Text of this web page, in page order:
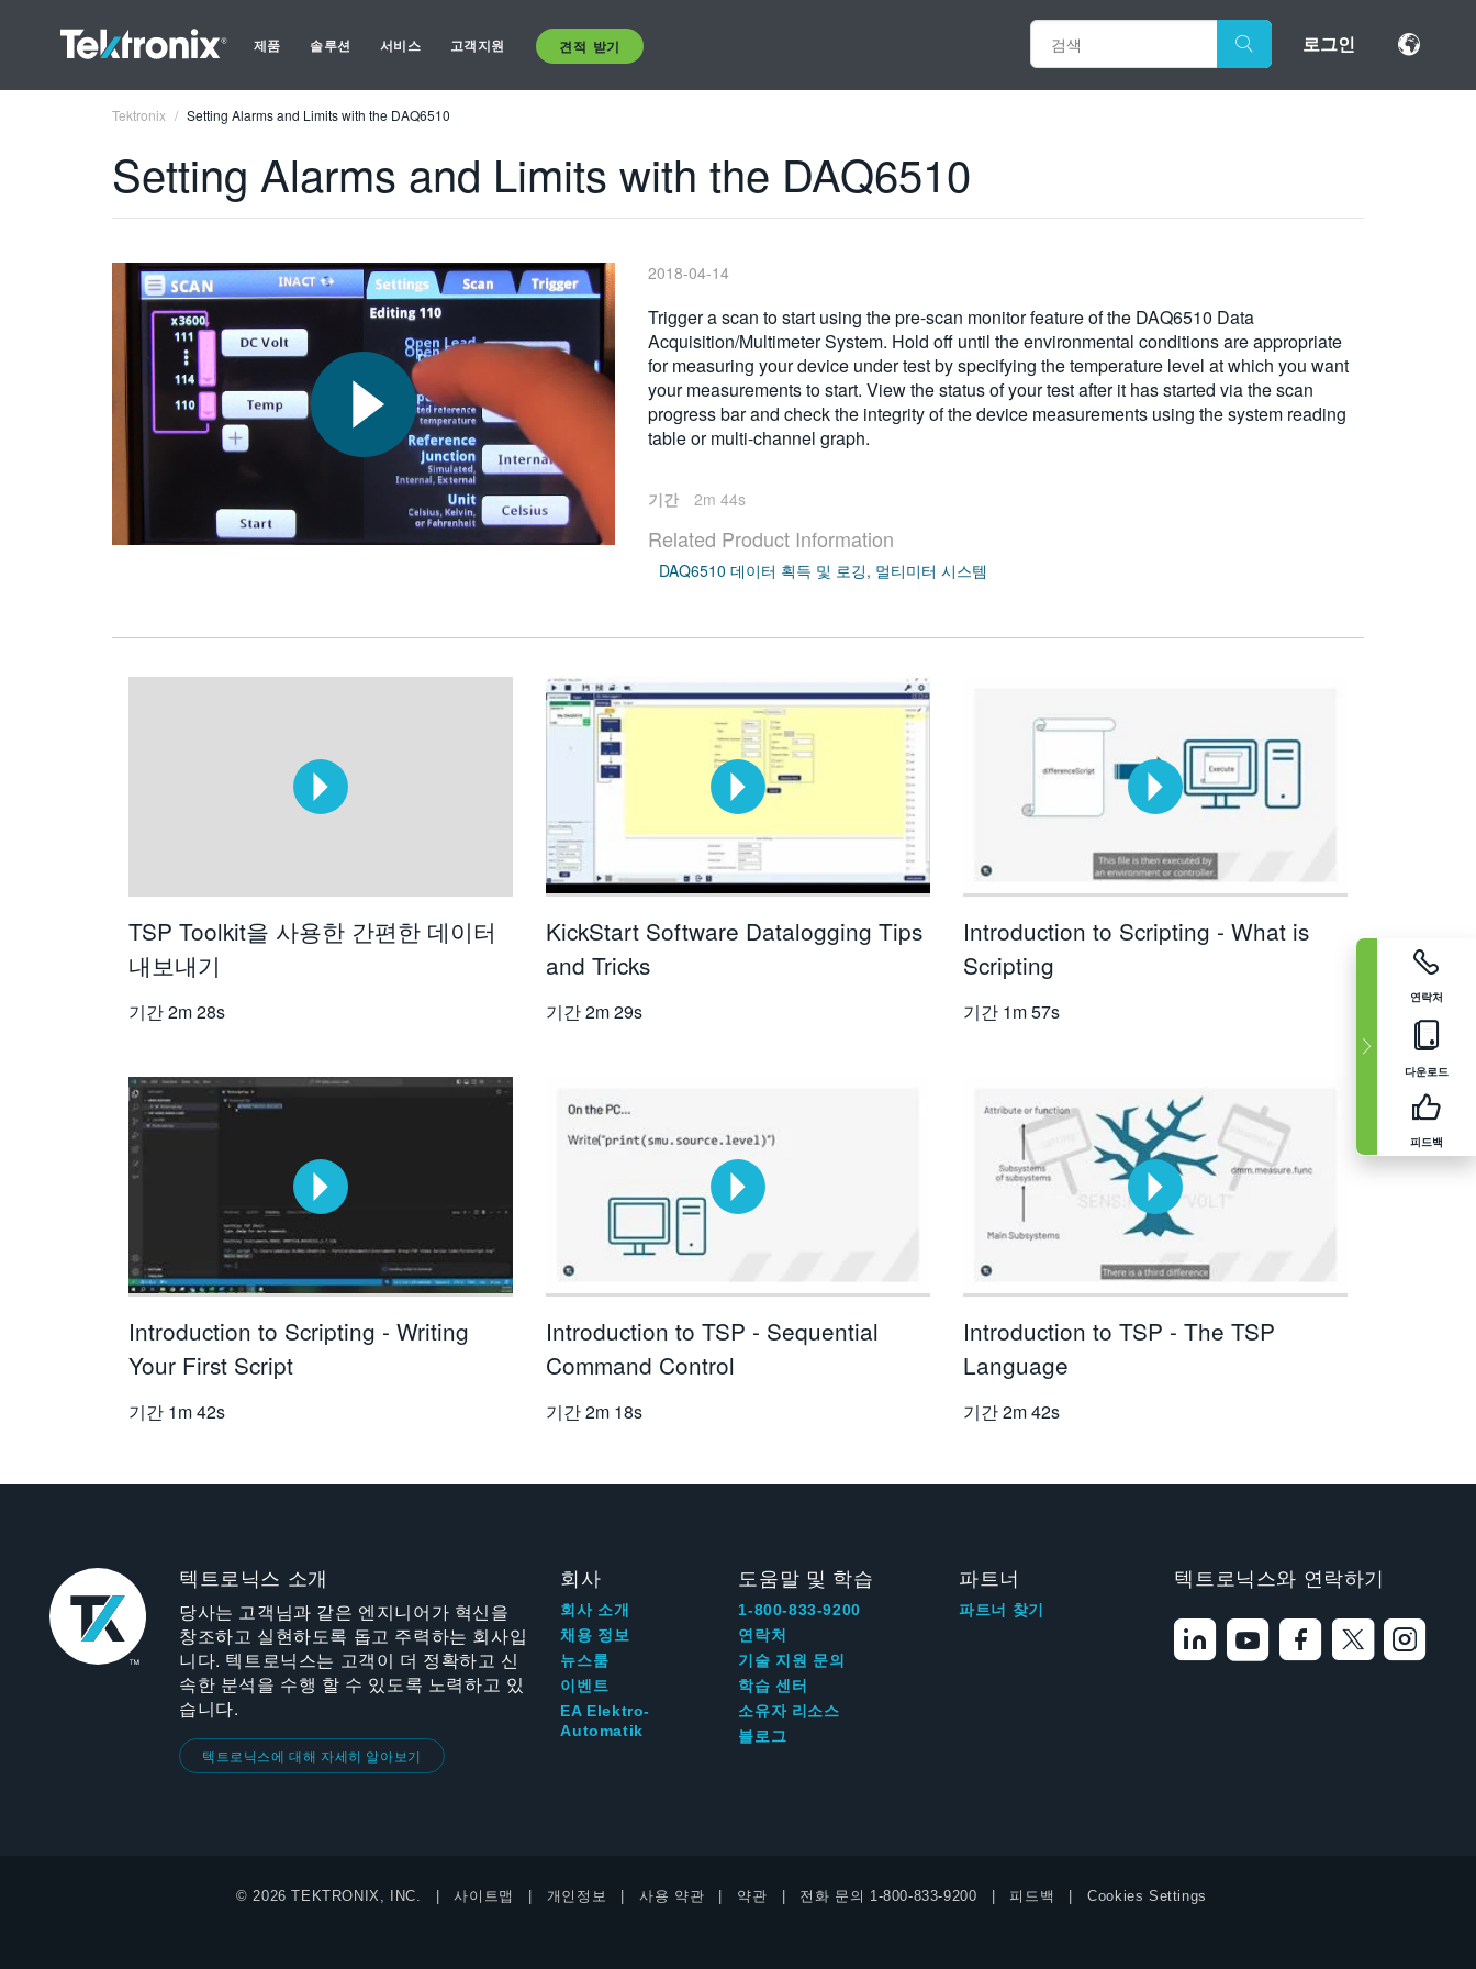
제품 솔루션 서비스 고객지원 견적 받기 로그인
연락처
다운로드
피드백
Tektronix Setting Alarms and Limits with the DAQ6510
Setting Alarms and Limits with the DAQ6510
2018-04-14
Trigger a scan to start using the pre-scan monitor feature of the DAQ6510 Data
Acquisition/Multimeter System. Hold off until the environmental conditions are appropriate
for measuring your device under test by specifying the temperature level at which you want
your measurements to start. View the status of your test after it has started via the scan
progress bar and check the integrity of the device measurements using the system reading
table or multi-channel graph.
기간 2m 44s
Related Product Information
DAQ6510 데이터 획득 및 로깅, 멀티미터 시스템
TSP Toolkit을 사용한 간편한 데이터
내보내기
기간2m 28s
KickStart Software Datalogging Tips
and Tricks
기간2m 29s
Introduction to Scripting - What is
Scripting
기간 1m 57s
Introduction to Scripting - Writing
Your First Script
기간 1m 42s
Introduction to TSP - Sequential
Command Control
기간2m 18s
Introduction to TSP - The TSP
Language
기간2m 42s
텍트로닉스 소개
당사는 고객님과 같은 엔지니어가 혁신을
창조하고 실현하도록 돕고 주력하는 회사입
니다. 텍트로닉스는 고객이 더 정확하고 신
속한 분석을 수행 할 수 있도록 노력하고 있
습니다.
텍트로닉스에 대해 자세히 알아보기
회사
회사 소개
채용 정보
뉴스룸
이벤트
EA Elektro-
Automatik
도움말 및 학습
1-800-833-9200
연락처
기술 지원 문의
학습 센터
소유자 리소스
블로그
파트너
파트너 찾기
텍트로닉스와 연락하기
© 2026 TEKTRONIX, INC. 사이트맵 개인정보 사용 약관 약관 전화 문의 1-800-833-9200 피드백 Cookies Settings